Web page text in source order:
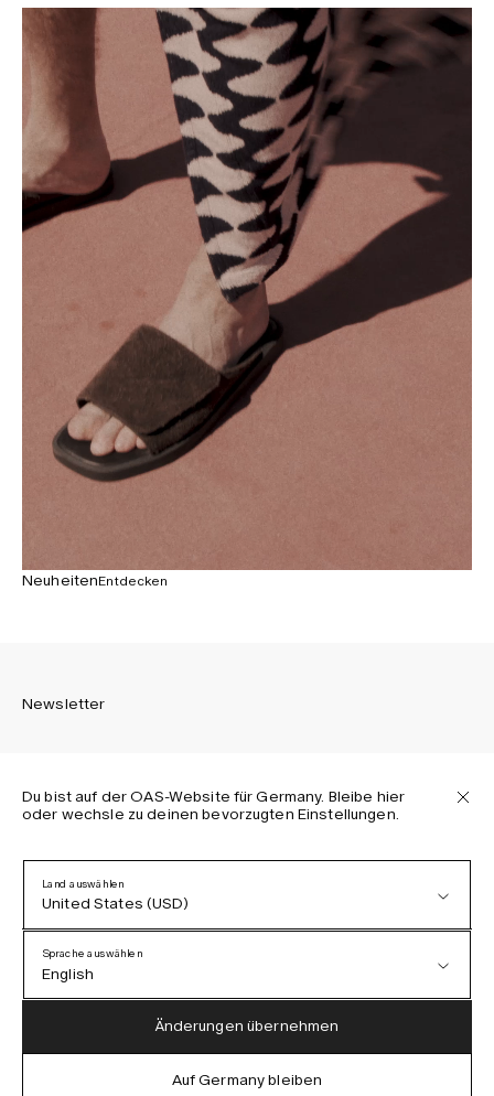
NeuheitenEntdecken
Newsletter
Melden Sie sich an, um die neuesten Informationen über
Datenschutzerklärung
AGB
Barrierefreiheit
Cookie-Richtlinie
Du bist auf der OAS-Website für Germany. Bleibe hier
oder wechsle zu deinen bevorzugten Einstellungen.
Land auswählen
United States (USD)
Austria (EUR)
Sprache auswählen
English
German
Änderungen übernehmen
Auf Germany bleiben